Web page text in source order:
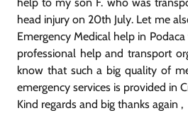
help to my son F. who was
head injury on 20th July. Let me
Emergency Medical help in
professional help and transport
know that such a big quality of
emergency services is provided in
Kind regards and big thanks again ,